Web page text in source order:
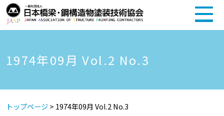
1974年09月 Vol.2 No.3
トップページ> 1974年09月 Vol.2 No.3